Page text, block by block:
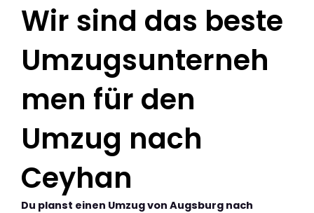
Wir sind das beste
Umzugsunterneh
men für den
Umzug nach
Ceyhan
Du planst einen Umzug von Augsburg nach